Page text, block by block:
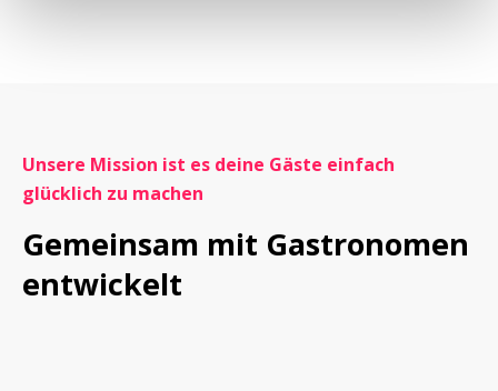
Unsere Mission ist es deine Gäste einfach
glücklich zu machen
Gemeinsam mit Gastronomen
entwickelt